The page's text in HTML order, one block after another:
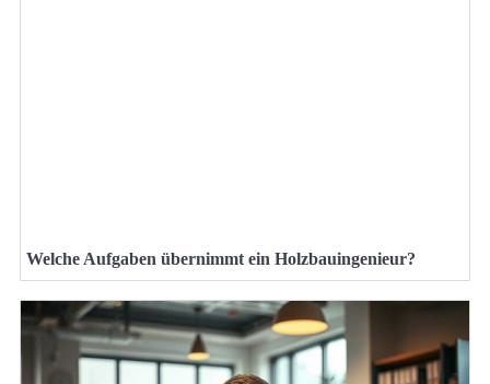
Welche Aufgaben übernimmt ein Holzbauingenieur?